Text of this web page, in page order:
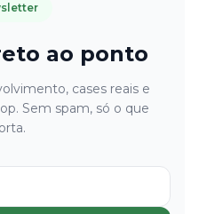
ao ponto
cases reais e
Sem spam, só o que